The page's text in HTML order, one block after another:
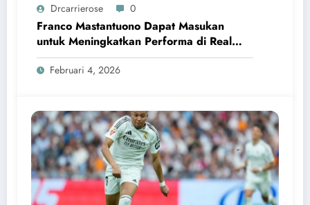
Drcarrierose 0
Franco Mastantuono Dapat Masukan
untuk Meningkatkan Performa di Real
Madrid
Februari 4, 2026